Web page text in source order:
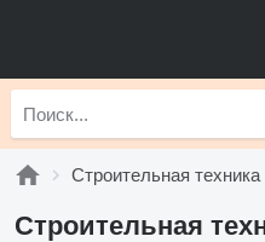
Строительная техника
Строительная